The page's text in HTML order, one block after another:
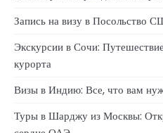
Запись на визу в Посольство
Экскурсии в Сочи:
курорта
Визы в Индию: Все, что вам
Туры в Шарджу из Москвы: